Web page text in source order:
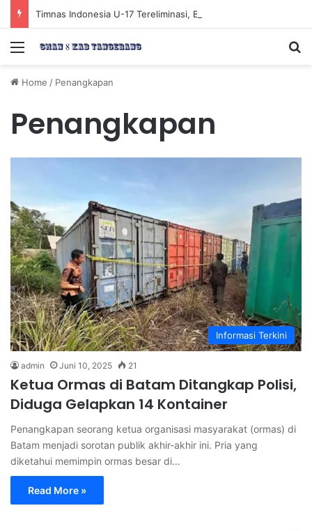
Menu
Home / Penangkapan
Penangkapan
Informasi Terkini
admin Juni 10, 2025 21
Ketua Ormas di Batam Ditangkap Polisi,
Diduga Gelapkan 14 Kontainer
Penangkapan seorang ketua organisasi masyarakat (ormas) di
Batam menjadi sorotan publik akhir-akhir ini. Pria yang
diketahui memimpin ormas besar di…
Read More »